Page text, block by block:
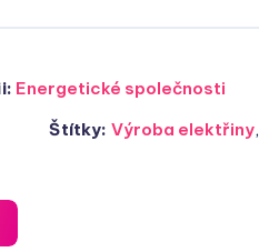
Energetické společnosti
Štítky: Výroba elektřiny,